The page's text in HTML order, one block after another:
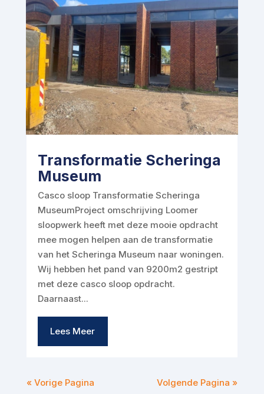
Transformatie Scheringa
Museum
Casco sloop Transformatie Scheringa
MuseumProject omschrijving Loomer
sloopwerk heeft met deze mooie opdracht
mee mogen helpen aan de transformatie
van het Scheringa Museum naar woningen.
Wij hebben het pand van 9200m2 gestript
met deze casco sloop opdracht.
Daarnaast...
Lees Meer
« Vorige Pagina Volgende Pagina »